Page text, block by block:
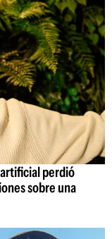
perdió
sobre una